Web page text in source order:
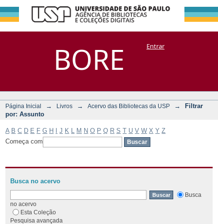
BORE
Filtrar por:
Assunto
DSpace/Manakin + CoriscoEntrar
Página Inicial → Livros → Acervo das Bibliotecas da USP →
Filtrar
por: Assunto
A B C D E F G H J K M N O P Q R S T U V W X Y Z
Começa com
Busca no acervo
Busca
no acervo
Esta Coleção
Pesquisa avançada